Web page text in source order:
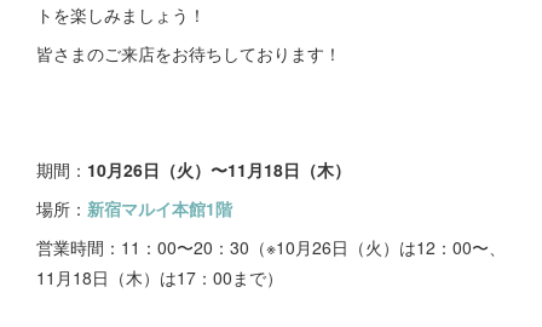
トを楽しみましょう！
皆さまのご来店をお待ちしております！
期間： 10月26日（火）〜11月18日（木）
場所： 新宿マルイ本館1階
営業時間：11：00〜20：30（※10月26日（火）は12：00〜、
11月18日（木）は17：00まで）